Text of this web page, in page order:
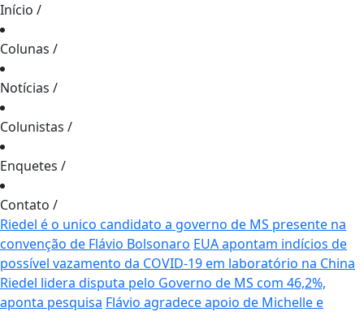
Início /
Colunas /
Notícias /
Colunistas /
Enquetes /
Contato /
Riedel é o unico candidato a governo de MS presente na
convenção de Flávio Bolsonaro EUA apontam indícios de
possível vazamento da COVID-19 em laboratório na China
Riedel lidera disputa pelo Governo de MS com 46,2%,
aponta pesquisa Flávio agradece apoio de Michelle e